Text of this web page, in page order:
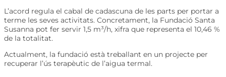
L’acord regula el cabal de cadascuna de les parts per portar a
terme les seves activitats. Concretament, la Fundació Santa
Susanna pot fer servir 1,5 m³/h, xifra que representa el 10,46 %
de la totalitat.
Actualment, la fundació està treballant en un projecte per
recuperar l’ús terapèutic de l’aigua termal.